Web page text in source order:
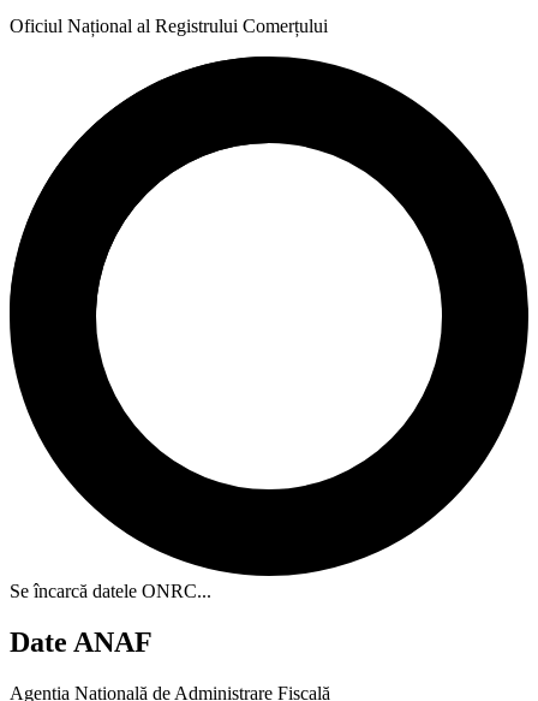
Oficiul Național al Registrului Comerțului
Se încarcă datele ONRC...
Date ANAF
Agenția Națională de Administrare Fiscală